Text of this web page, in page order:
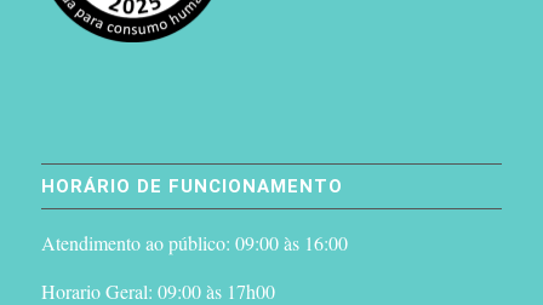
HORÁRIO DE FUNCIONAMENTO
Atendimento ao público: 09:00 às 16:00
Horario Geral: 09:00 às 17h00